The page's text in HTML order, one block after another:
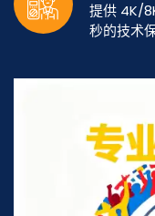
提供 4K/
秒的技术